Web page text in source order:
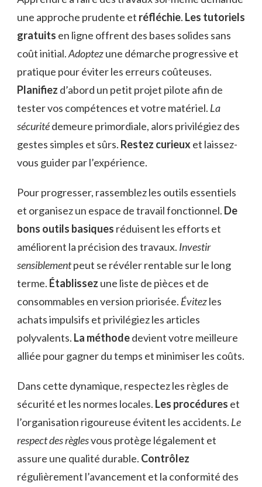
une approche prudente et réfléchie. Les tutoriels
gratuits en ligne offrent des bases solides sans
coût initial.Adoptezune démarche progressive et
pratique pour éviter les erreurs coûteuses.
Planifiez d’abord un petit projet pilote afin de
tester vos compétences et votre matériel. La
sécuritédemeure primordiale, alors privilégiez des
gestes simples et sûrs. Restez curieux et laissez-
vous guider par l’expérience.
Pour progresser, rassemblez les outils essentiels
et organisez un espace de travail fonctionnel. De
bons outils basiques réduisent les efforts et
améliorent la précision des travaux. Investir
sensiblementpeut se révéler rentable sur le long
terme. Établissez une liste de pièces et de
consommables en version priorisée. Évitezles
achats impulsifs et privilégiez les articles
polyvalents. La méthodedevient votre meilleure
alliée pour gagner du temps et minimiser les coûts.
Dans cette dynamique, respectez les règles de
sécurité et les normes locales. Les procédures et
l’organisation rigoureuse évitent les accidents. Le
respect des règlesvous protège légalement et
assure une qualité durable. Contrôlez
régulièrement l’avancement et la conformité des